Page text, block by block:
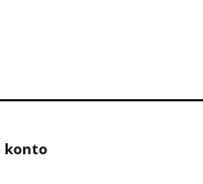
konto